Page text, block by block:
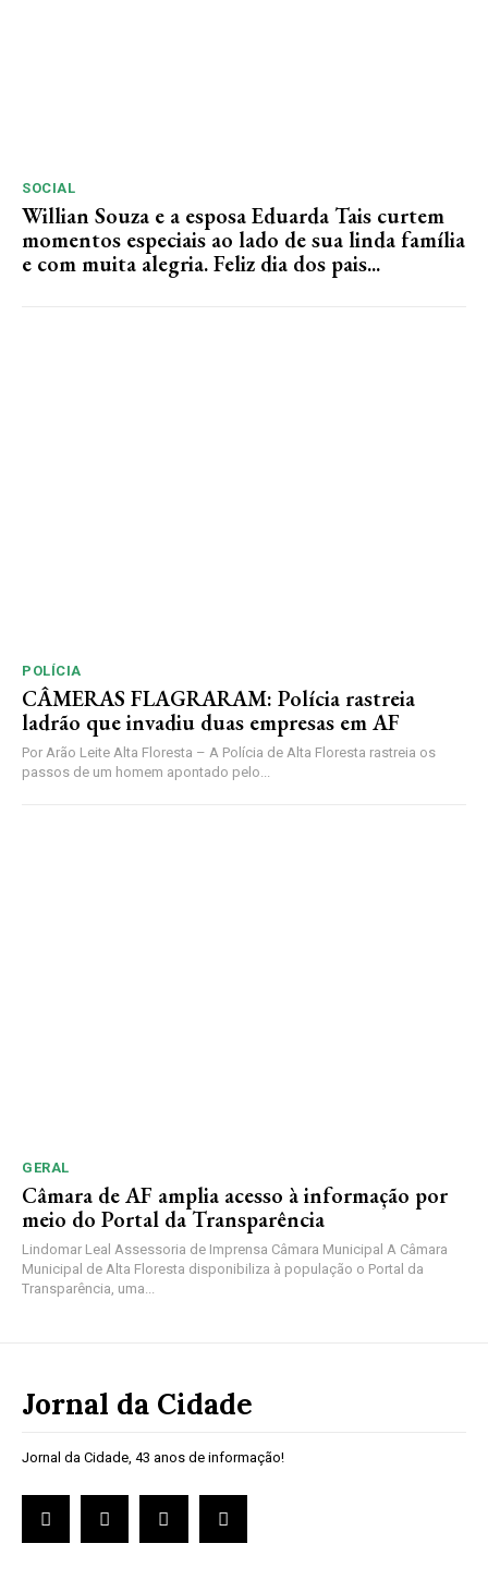
SOCIAL
Willian Souza e a esposa Eduarda Tais curtem
momentos especiais ao lado de sua linda família
e com muita alegria. Feliz dia dos pais...
POLÍCIA
CÂMERAS FLAGRARAM: Polícia rastreia
ladrão que invadiu duas empresas em AF
Por Arão Leite Alta Floresta – A Polícia de Alta Floresta rastreia os
passos de um homem apontado pelo...
GERAL
Câmara de AF amplia acesso à informação por
meio do Portal da Transparência
Lindomar Leal Assessoria de Imprensa Câmara Municipal A Câmara
Municipal de Alta Floresta disponibiliza à população o Portal da
Transparência, uma...
Jornal da Cidade
Jornal da Cidade, 43 anos de informação!